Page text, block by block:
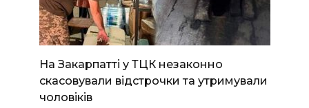
На Закарпатті у ТЦК незаконно
скасовували відстрочки та утримували
чоловіків